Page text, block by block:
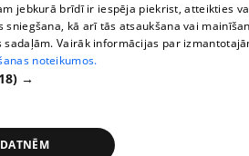
e-pasts -
jebkurā brīdī ir iespēja piekrist, atteikties
kā arī tās atsaukšana vai
Vairāk informācijas par
noteikumos.
→